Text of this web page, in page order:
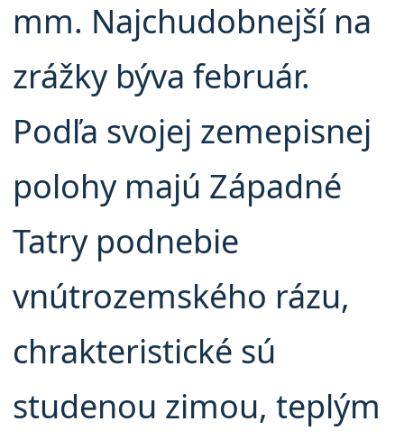
mm. Najchudobnejší na
zrážky býva február.
Podľa svojej zemepisnej
polohy majú Západné
Tatry podnebie
vnútrozemského rázu,
chrakteristické sú
studenou zimou, teplým